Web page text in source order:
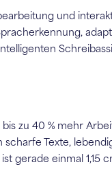
und
zu 40 % mehr
Texte,
gerade einmal 1,15